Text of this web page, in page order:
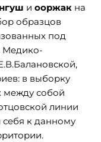
и ооржак на
образцов
под
Медико-
в выборку
между собой
линии
себя к данному